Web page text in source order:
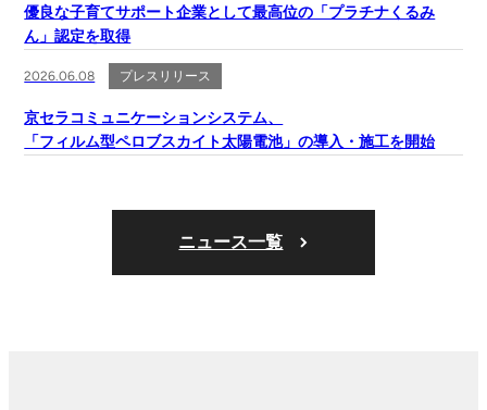
優良な子育てサポート企業として最高位の「プラチナくるみ
ん」認定を取得
2026.06.08 プレスリリース
京セラコミュニケーションシステム、
「フィルム型ペロブスカイト太陽電池」の導入・施工を開始
ニュース一覧